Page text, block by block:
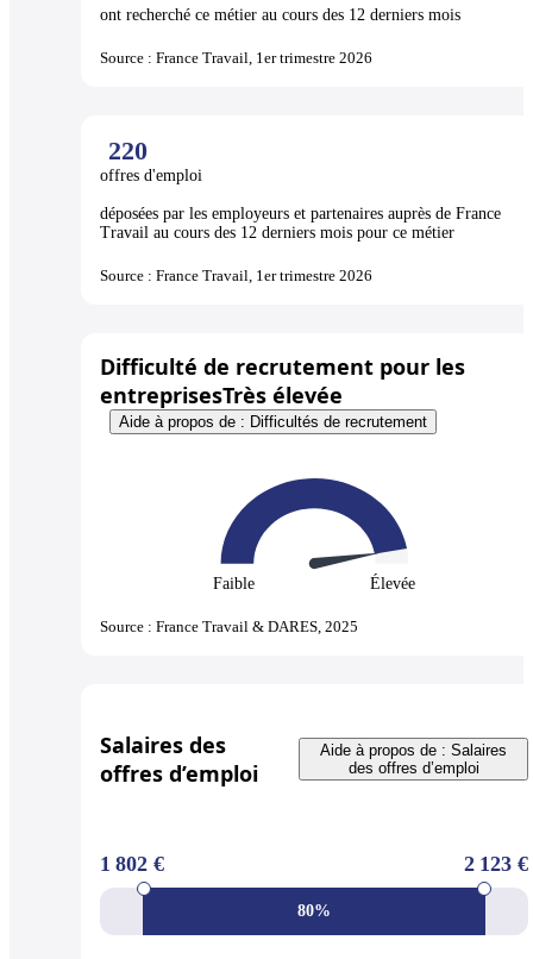
ont recherché ce métier au cours des 12 derniers mois
Source : France Travail, 1er trimestre 2026
220
offres d'emploi
déposées par les employeurs et partenaires auprès de France
Travail au cours des 12 derniers mois pour ce métier
Source : France Travail, 1er trimestre 2026
Difficulté de recrutement pour les
entreprisesTrès élevée
Aide à propos de : Difficultés de recrutement
Faible Élevée
Source : France Travail & DARES, 2025
Salaires des
offres d’emploi
Aide à propos de : Salaires
des offres d’emploi
80%
1 802 € 2 123 €